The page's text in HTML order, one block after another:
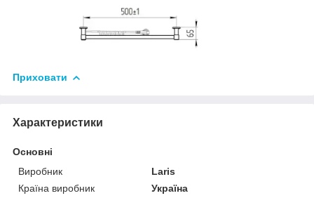
Приховати
Характеристики
Основні
Виробник
Laris
Країна виробник
Україна